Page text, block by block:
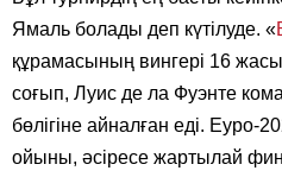
Ямаль болады деп күтілуде. «
құрамасының вингері 16
соғып, Луис де ла Фуэнте
бөлігіне айналған еді. Еуро-
ойыны, әсіресе жартылай